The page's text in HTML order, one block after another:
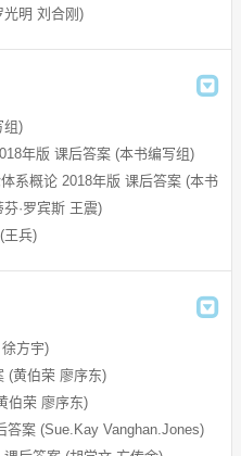
答案
明 刘合刚)
组)
年版 课后答案 (本书编写组)
系概论 2018年版 课后答案 (本书
·罗宾斯 王震)
王兵)
方宇)
(黄伯荣 廖序东)
伯荣 廖序东)
案 (Sue.Kay Vanghan.Jones)